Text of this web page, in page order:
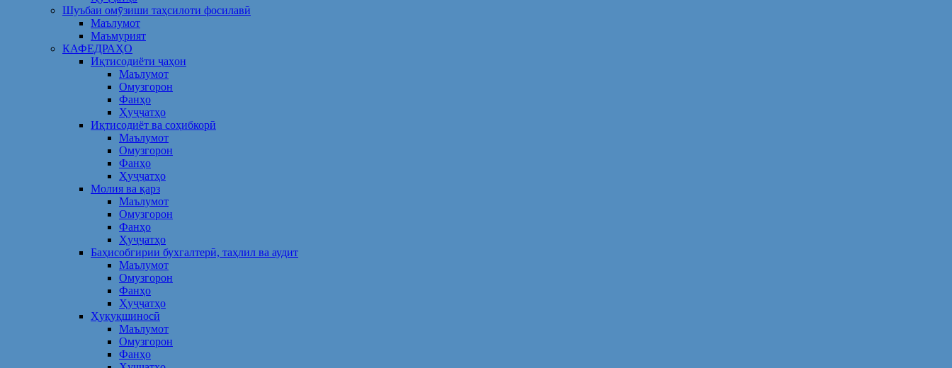
Шуъбаи омӯзиши таҳсилоти фосилавӣ
Маълумот
Маъмурият
КАФЕДРАҲО
Иқтисодиёти ҷаҳон
Маълумот
Омузгорон
Фанҳо
Ҳуҷҷатҳо
Иқтисодиёт ва соҳибкорӣ
Маълумот
Омузгорон
Фанҳо
Ҳуҷҷатҳо
Молия ва қарз
Маълумот
Омузгорон
Фанҳо
Ҳуҷҷатҳо
Баҳисобгирии бухгалтерӣ, таҳлил ва аудит
Маълумот
Омузгорон
Фанҳо
Ҳуҷҷатҳо
Ҳуқуқшиносӣ
Маълумот
Омузгорон
Фанҳо